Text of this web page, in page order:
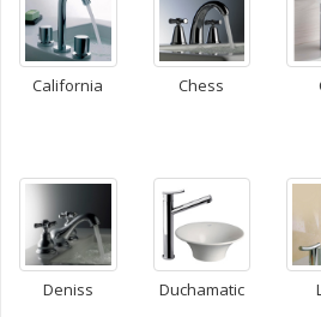
California Chess
Deniss Duchamatic